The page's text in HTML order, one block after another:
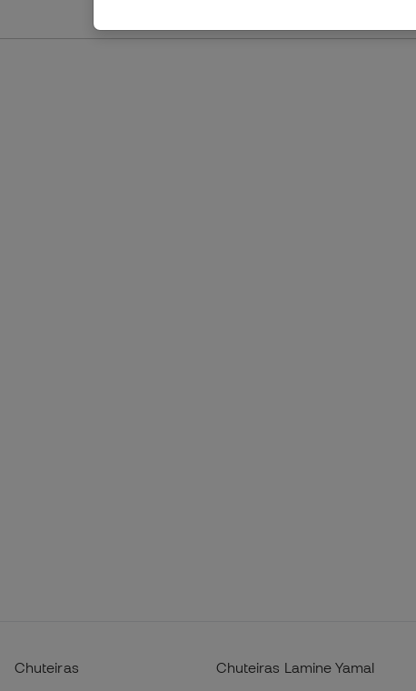
Chuteiras
Chuteiras Lamine Yamal